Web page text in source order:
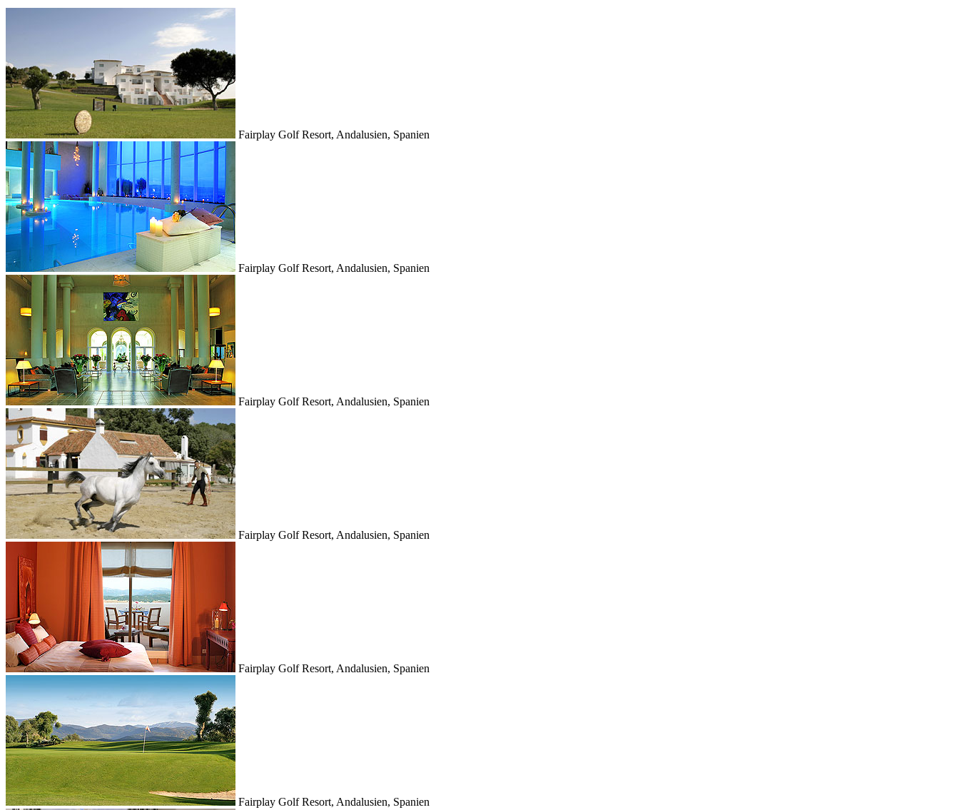
Fairplay Golf Resort, Andalusien, Spanien
Fairplay Golf Resort, Andalusien, Spanien
Fairplay Golf Resort, Andalusien, Spanien
Fairplay Golf Resort, Andalusien, Spanien
Fairplay Golf Resort, Andalusien, Spanien
Fairplay Golf Resort, Andalusien, Spanien